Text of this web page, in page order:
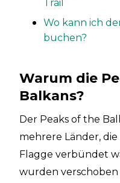
Trail
Wo kann ich
buchen?
Warum die
Balkans?
Der Peaks of the
mehrere Länder,
Flagge verbündet
wurden verschoben